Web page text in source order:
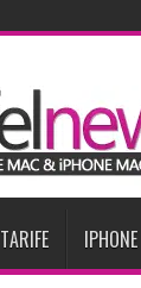
faltbarer
Upgrades
erwartet
weltweiten